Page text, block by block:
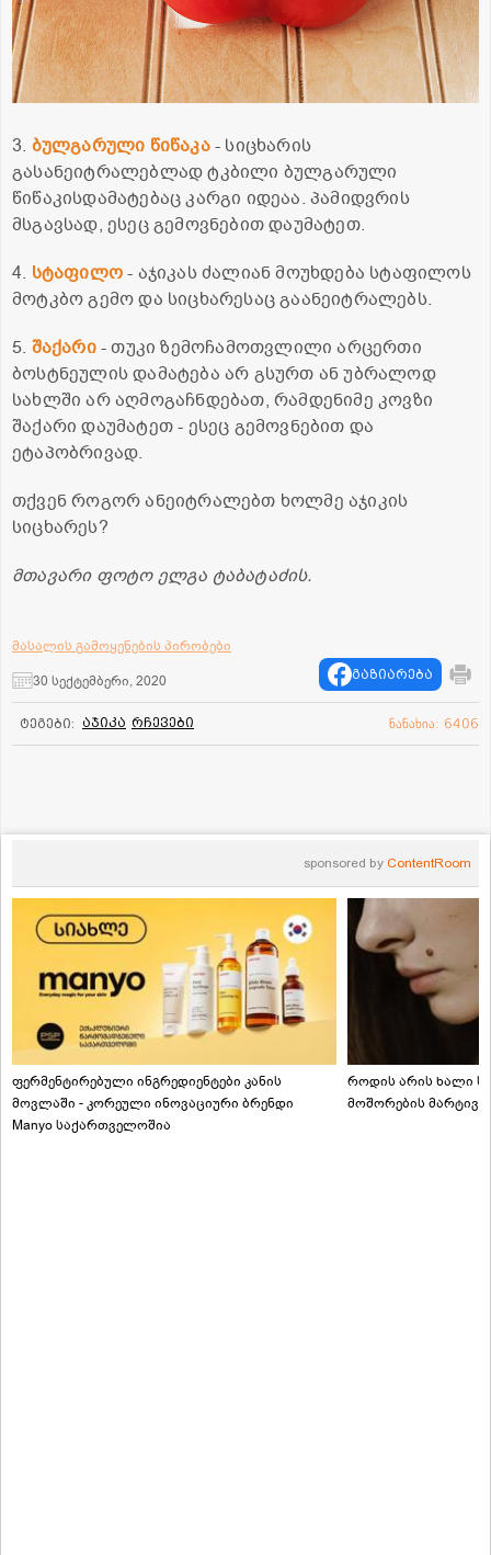
3. ბულგარული წიწაკა- სიცხარის
გასანეიტრალებლად ტკბილი ბულგარული
წიწაკისდამატებაც კარგი იდეაა. პამიდვრის
მსგავსად, ესეც გემოვნებით დაუმატეთ.
4. სტაფილო- აჯიკას ძალიან მოუხდება სტაფილოს
მოტკბო გემო და სიცხარესაც გაანეიტრალებს.
5. შაქარი- თუკი ზემოჩამოთვლილი არცერთი
ბოსტნეულის დამატება არ გსურთ ან უბრალოდ
სახლში არ აღმოგაჩნდებათ, რამდენიმე კოვზი
შაქარი დაუმატეთ - ესეც გემოვნებით და
ეტაპობრივად.
თქვენ როგორ ანეიტრალებთ ხოლმე აჯიკის
სიცხარეს?
მთავარი ფოტო ელგა ტაბატაძის.
მასალის გამოყენების პირობები
30 სექტემბერი, 2020
გაზიარება
ტეგები: აჯიკა რჩევები ნანახია: 6406
sponsored by ContentRoom
ფერმენტირებული ინგრედიენტები კანის
მოვლაში - კორეული ინოვაციური ბრენდი
Manyo საქართველოშია
როდის არის ხალი
მოშორების